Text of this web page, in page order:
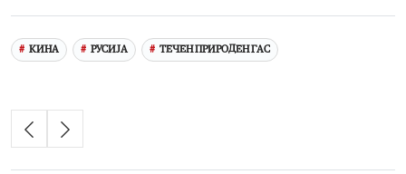
КИНА РУСИЈА ТЕЧЕН ПРИРОДЕН ГАС